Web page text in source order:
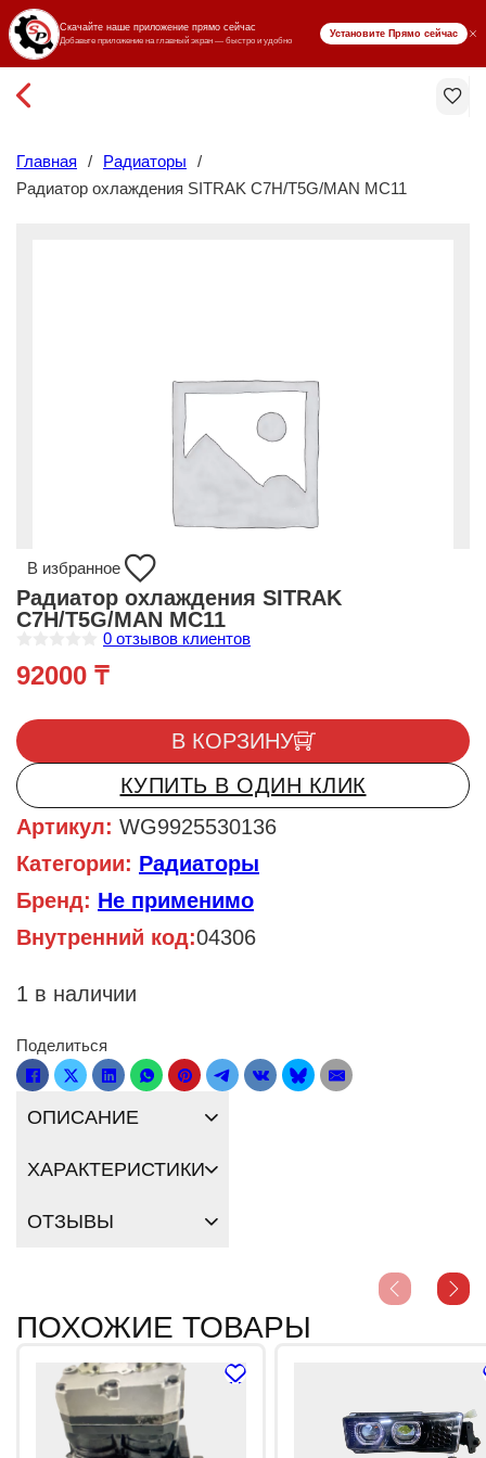
₸ KZT
Главная / Радиаторы
/
Радиатор охлаждения SITRAK C7H/T5G/MAN MC11
В избранное
Радиатор охлаждения SITRAK
C7H/T5G/MAN MC11
ц
е
а
0
и
з
5
0 отзывов клиентов
92000 ₸
Количество товара Радиатор охлаждения SITRAK C7H/T5G/
В КОРЗИНУ
КУПИТЬ В ОДИН КЛИК
Артикул: WG9925530136
Категории: Радиаторы
Бренд: Не применимо
Внутренний код:04306
1 в наличии
Поделиться
ОПИСАНИЕ
ХАРАКТЕРИСТИКИ
ОТЗЫВЫ
ПОХОЖИЕ ТОВАРЫ